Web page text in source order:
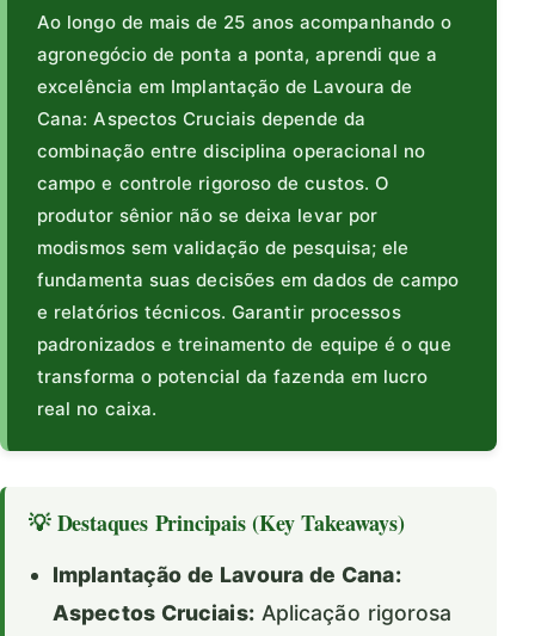
Ao longo de mais de 25 anos acompanhando o
agronegócio de ponta a ponta, aprendi que a
excelência em Implantação de Lavoura de
Cana: Aspectos Cruciais depende da
combinação entre disciplina operacional no
campo e controle rigoroso de custos. O
produtor sênior não se deixa levar por
modismos sem validação de pesquisa; ele
fundamenta suas decisões em dados de campo
e relatórios técnicos. Garantir processos
padronizados e treinamento de equipe é o que
transforma o potencial da fazenda em lucro
real no caixa.
💡 Destaques Principais (Key Takeaways)
Implantação de Lavoura de Cana:
Aspectos Cruciais:Aplicação rigorosa